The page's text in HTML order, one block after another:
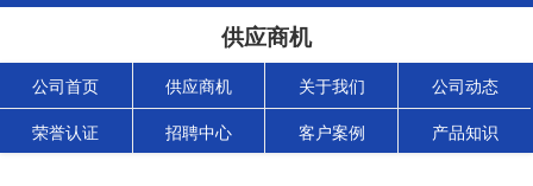
供应商机
公司首页 供应商机 关于我们 公司动态
荣誉认证 招聘中心 客户案例 产品知识